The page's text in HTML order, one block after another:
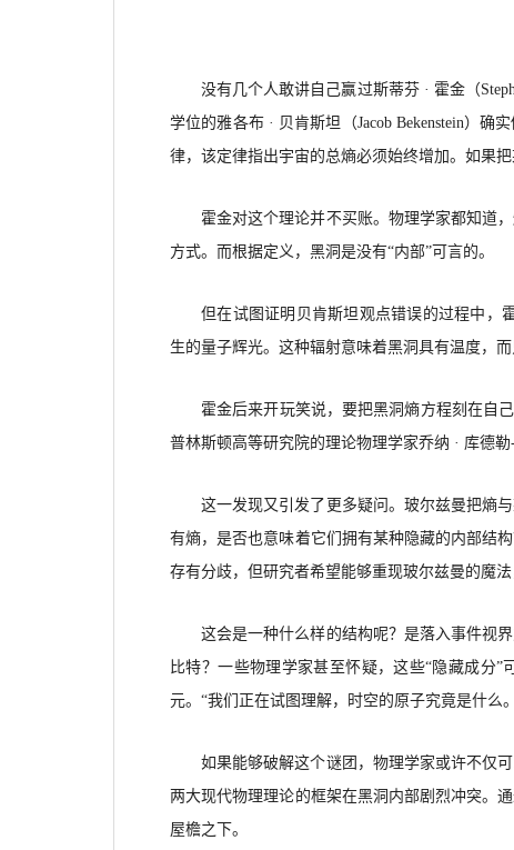
没有几个人敢讲自己赢过斯蒂芬 · 霍金（
学位的雅各布 · 贝肯斯坦（Jacob Bekenstein）
律，该定律指出宇宙的总熵必须始终增加。如果
霍金对这个理论并不买账。物理学家都知道
方式。而根据定义，黑洞是没有“内部”可言的。
但在试图证明贝肯斯坦观点错误的过程中，
生的量子辉光。这种辐射意味着黑洞具有温度，而
霍金后来开玩笑说，要把黑洞熵方程刻在自己
普林斯顿高等研究院的理论物理学家乔纳 · 库德勒
这一发现又引发了更多疑问。玻尔兹曼把熵
有熵，是否也意味着它们拥有某种隐藏的内部结
存有分歧，但研究者希望能够重现玻尔兹曼的魔
这会是一种什么样的结构呢？是落入事件视
比特？一些物理学家甚至怀疑，这些“隐藏成分”
元。“我们正在试图理解，时空的原子究竟是什么
如果能够破解这个谜团，物理学家或许不仅
两大现代物理理论的框架在黑洞内部剧烈冲突。
屋檐之下。